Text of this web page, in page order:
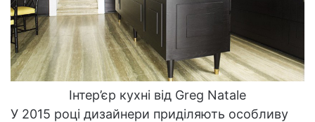
Інтер’єр кухні від Greg Natale
У 2015 році дизайнери приділяють особливу